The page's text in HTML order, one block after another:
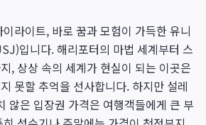
라이트, 바로 꿈과 모험이 가득한 유니
입니다. 해리포터의 마법 세계부터 스
, 상상 속의 세계가 현실이 되는 이곳은
못할 추억을 선사합니다. 하지만 설레
않은 입장권 가격은 여행객들에게 큰 부